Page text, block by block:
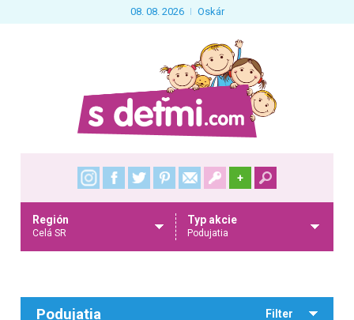
08. 08. 2026 Oskár
+
Región
Celá SR
Typ akcie
Podujatia
Podujatia Filter